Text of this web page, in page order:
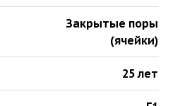
Закрытые поры
(ячейки)
25 лет